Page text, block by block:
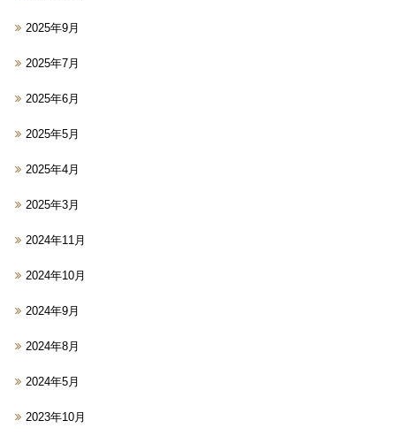
2025年9月
2025年7月
2025年6月
2025年5月
2025年4月
2025年3月
2024年11月
2024年10月
2024年9月
2024年8月
2024年5月
2023年10月